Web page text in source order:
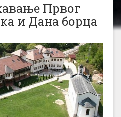
Првог
и Дана борца